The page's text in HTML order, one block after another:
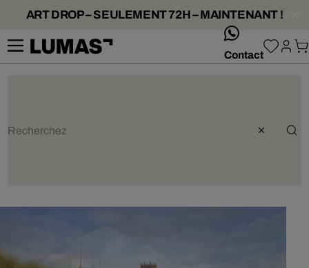
ART DROP – SEULEMENT 72H – MAINTENANT !
Contact